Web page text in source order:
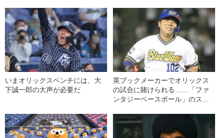
いまオリックスベンチには、大
下誠一郎の大声が必要だ
英ブックメーカーでオリックス
の試合に賭けられる……「ファ
ンタジーベースボール」のスス